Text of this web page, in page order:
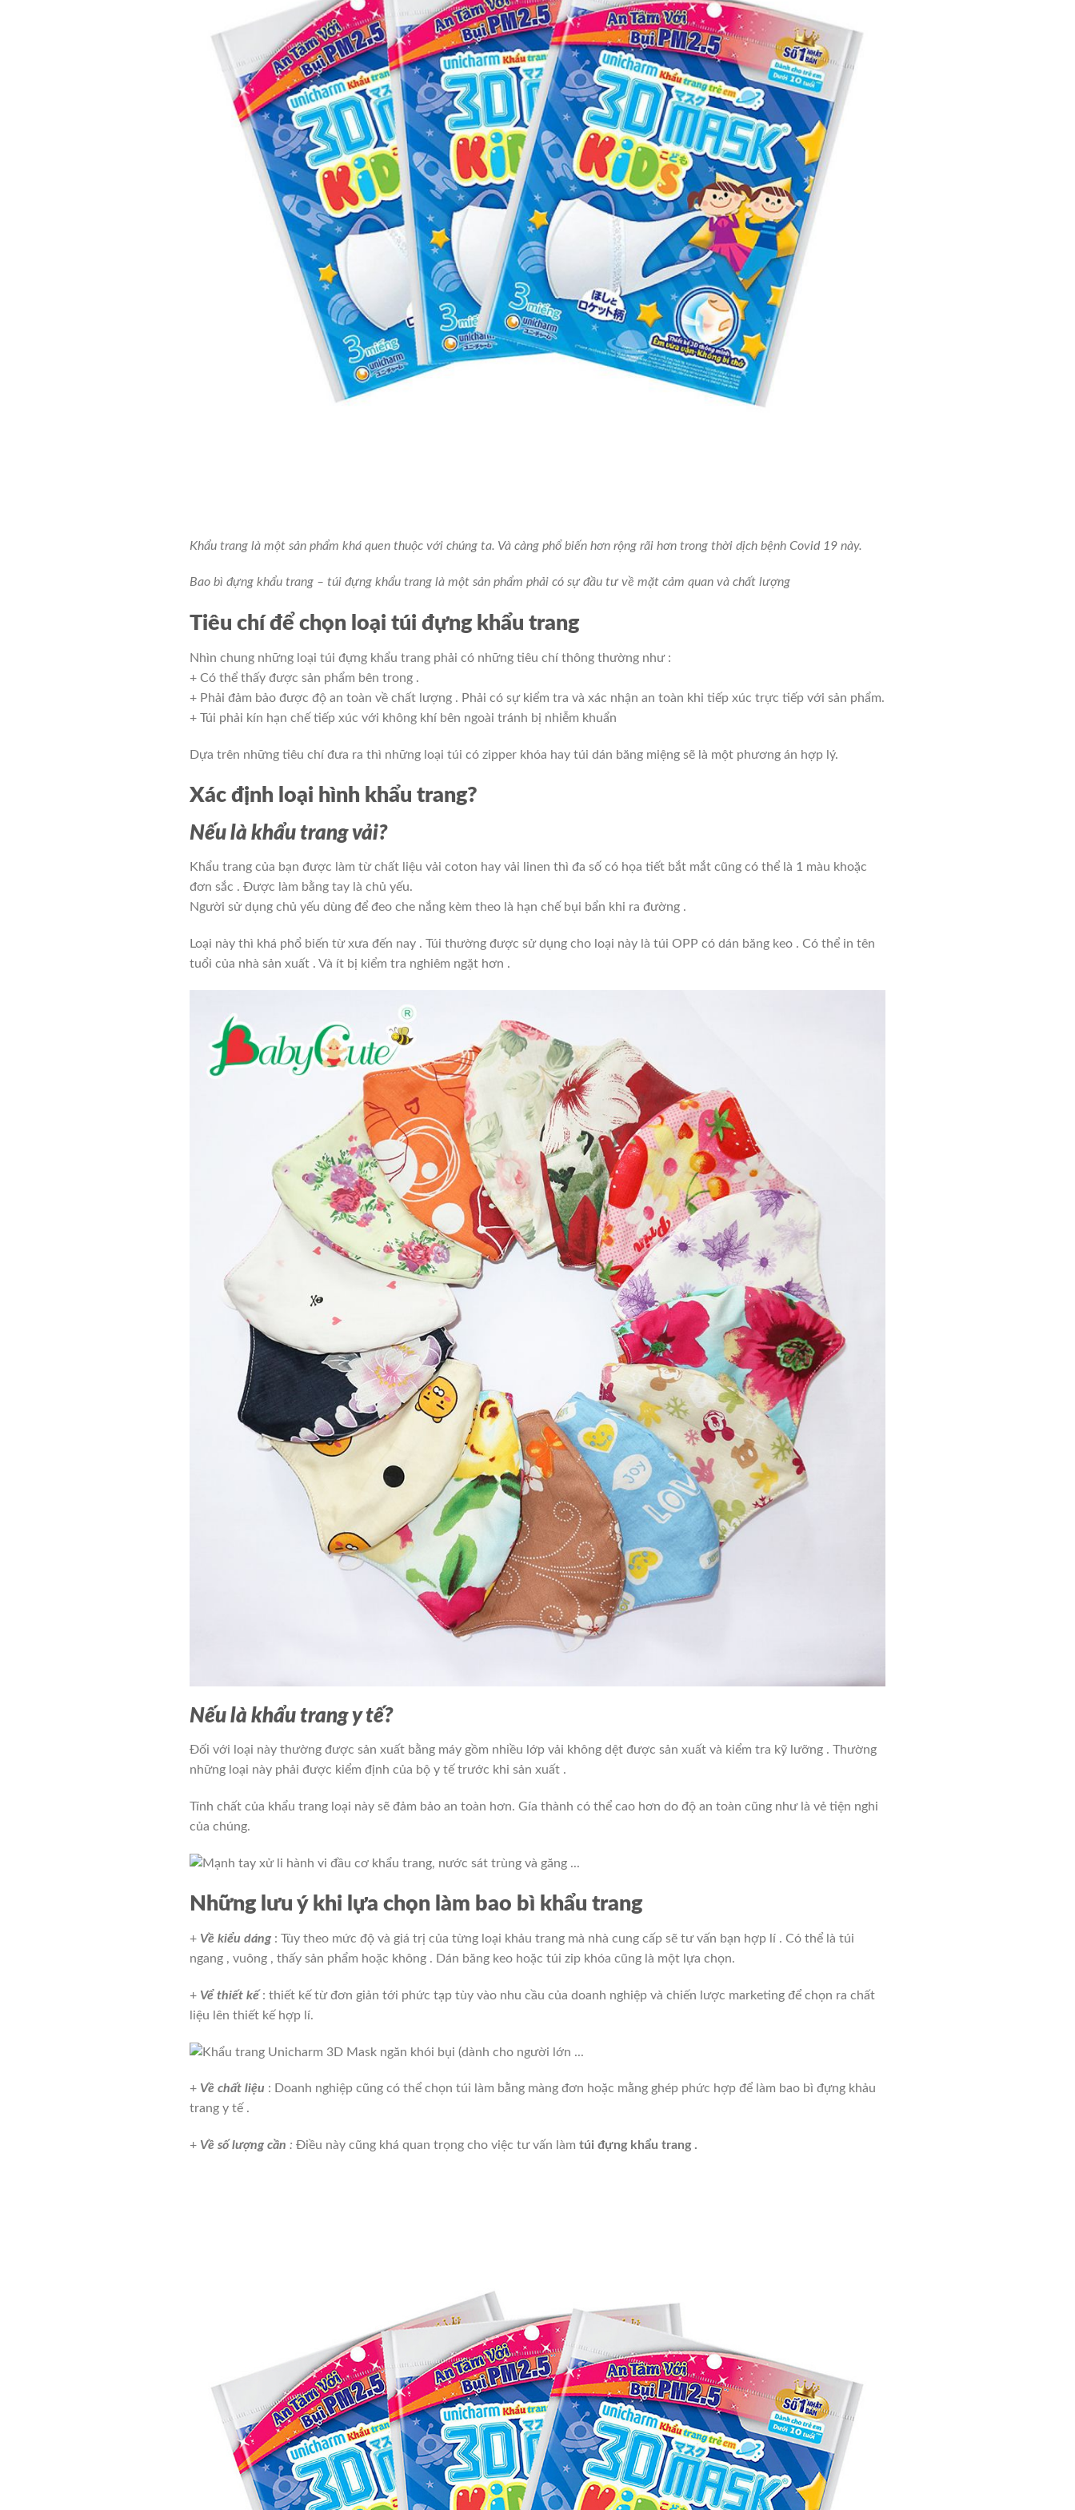
Khẩu trang là một sản phẩm khá quen thuộc với chúng ta. Và càng phổ biến hơn rộng rãi hơn trong thời dịch bệnh Covid 19 này.
Bao bì đựng khẩu trang – túi đựng khẩu trang là một sản phẩm phải có sự đầu tư về mặt cảm quan và chất lượng
Tiêu chí để chọn loại túi đựng khẩu trang
Nhìn chung những loại túi đựng khẩu trang phải có những tiêu chí thông thường như :
+ Có thể thấy được sản phẩm bên trong .
+ Phải đảm bảo được độ an toàn về chất lượng . Phải có sự kiểm tra và xác nhận an toàn khi tiếp xúc trực tiếp với sản phẩm.
+ Túi phải kín hạn chế tiếp xúc với không khí bên ngoài tránh bị nhiễm khuẩn
Dựa trên những tiêu chí đưa ra thì những loại túi có zipper khóa hay túi dán băng miệng sẽ là một phương án hợp lý.
Xác định loại hình khẩu trang?
Nếu là khẩu trang vải?
Khẩu trang của bạn được làm từ chất liệu vải coton hay vải linen thì đa số có họa tiết bắt mắt cũng có thể là 1 màu khoặc
đơn sắc . Được làm bằng tay là chủ yếu.
Người sử dụng chủ yếu dùng để đeo che nắng kèm theo là hạn chế bụi bẩn khi ra đường .
Loại này thì khá phổ biến từ xưa đến nay . Túi thường được sử dụng cho loại này là túi OPP có dán băng keo . Có thể in tên
tuổi của nhà sản xuất . Và ít bị kiểm tra nghiêm ngặt hơn .
Nếu là khẩu trang y tế?
Đối với loại này thường được sản xuất bằng máy gồm nhiều lớp vải không dệt được sản xuất và kiểm tra kỹ lưỡng . Thường
những loại này phải được kiểm định của bộ y tế trước khi sản xuất .
Tính chất của khẩu trang loại này sẽ đảm bảo an toàn hơn. Gía thành có thể cao hơn do độ an toàn cũng như là vẻ tiện nghi
của chúng.
Những lưu ý khi lựa chọn làm bao bì khẩu trang
+ Về kiểu dáng : Tùy theo mức độ và giá trị của từng loại khảu trang mà nhà cung cấp sẽ tư vấn bạn hợp lí . Có thể là túi
ngang , vuông , thấy sản phẩm hoặc không . Dán băng keo hoặc túi zip khóa cũng là một lựa chọn.
+ Vể thiết kế : thiết kế từ đơn giản tới phức tạp tùy vào nhu cầu của doanh nghiệp và chiến lược marketing để chọn ra chất
liệu lên thiết kế hợp lí.
+ Về chất liệu : Doanh nghiệp cũng có thể chọn túi làm bằng màng đơn hoặc mằng ghép phức hợp để làm bao bì đựng khảu
trang y tế .
+ Về số lượng cần : Điều này cũng khá quan trọng cho việc tư vấn làm túi đựng khẩu trang .